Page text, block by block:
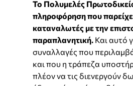
Το Πολυμελές
πληροφόρηση που
καταναλωτές με την
παραπλανητική. Και αυτό
συναλλαγές που
και που η τράπεζα
πλέον να τις διενεργούν